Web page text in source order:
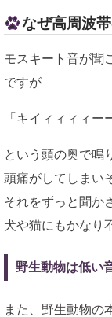
なぜ高周波
モスキート音が聞
ですが
「キイィィィィー
という頭の奥で鳴
頭痛がしてしまい
それをずっと聞か
犬や猫にもかなり
野生動物は低い
また、野生動物の